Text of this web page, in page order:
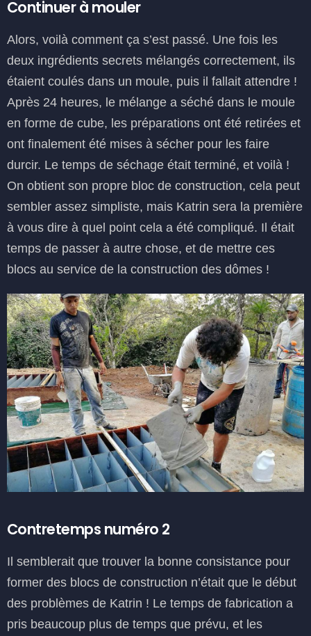
Continuer à mouler
Alors, voilà comment ça s’est passé. Une fois les
deux ingrédients secrets mélangés correctement, ils
étaient coulés dans un moule, puis il fallait attendre !
Après 24 heures, le mélange a séché dans le moule
en forme de cube, les préparations ont été retirées et
ont finalement été mises à sécher pour les faire
durcir. Le temps de séchage était terminé, et voilà !
On obtient son propre bloc de construction, cela peut
sembler assez simpliste, mais Katrin sera la première
à vous dire à quel point cela a été compliqué. Il était
temps de passer à autre chose, et de mettre ces
blocs au service de la construction des dômes !
Contretemps numéro 2
Il semblerait que trouver la bonne consistance pour
former des blocs de construction n’était que le début
des problèmes de Katrin ! Le temps de fabrication a
pris beaucoup plus de temps que prévu, et les